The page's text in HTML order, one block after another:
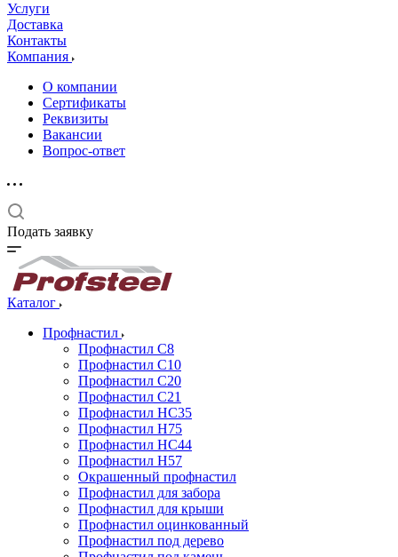
Услуги
Доставка
Контакты
Компания
О компании
Сертификаты
Реквизиты
Вакансии
Вопрос-ответ
Подать заявку
Каталог
Профнастил
Профнастил С8
Профнастил С10
Профнастил С20
Профнастил С21
Профнастил НС35
Профнастил Н75
Профнастил HC44
Профнастил Н57
Окрашенный профнастил
Профнастил для забора
Профнастил для крыши
Профнастил оцинкованный
Профнастил под дерево